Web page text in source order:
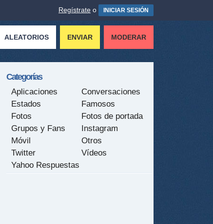
Regístrate o INICIAR SESIÓN
ALEATORIOS ENVIAR MODERAR
Categorías
Aplicaciones
Conversaciones
Estados
Famosos
Fotos
Fotos de portada
Grupos y Fans
Instagram
Móvil
Otros
Twitter
Vídeos
Yahoo Respuestas